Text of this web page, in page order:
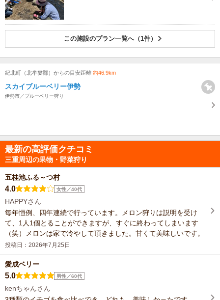
この施設のプラン一覧へ（1件）
紀北町（北牟婁郡）からの目安距離 約46.9km
スカイブルーベリー伊勢
伊勢市／ブルーベリー狩り
最新の高評価クチコミ
三重周辺の果物・野菜狩り
五桂池ふる～つ村
4.0 女性／40代
HAPPYさん
毎年恒例、四年連続で行っています。メロン狩りは説明を受け
て、1人1個とることができますが、すぐに終わってしまいます
（笑）メロンは家で冷やして頂きました。甘くて美味しいです。
投稿日：2026年7月25日
愛成ベリー
5.0 男性／60代
kenちゃんさん